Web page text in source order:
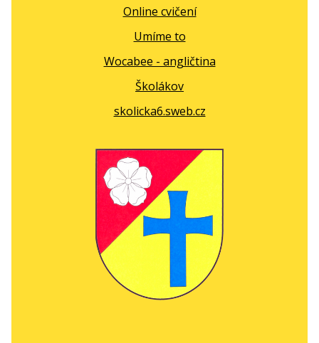
Online cvičení
Umíme to
Wocabee - angličtina
Školákov
skolicka6.sweb.cz